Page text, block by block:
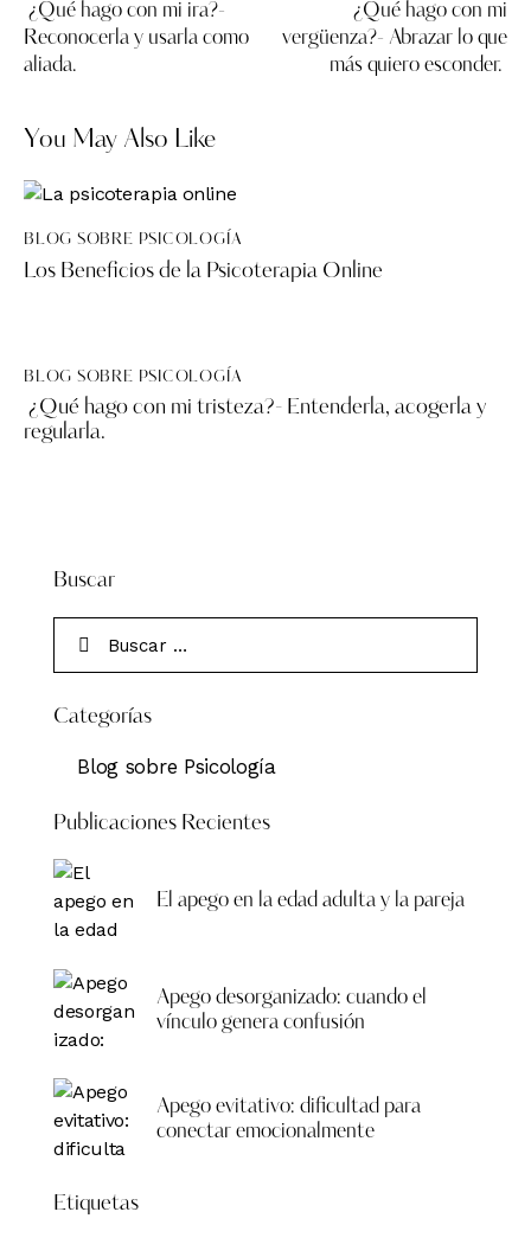
¿Qué hago con mi ira?-
Reconocerla y usarla como
aliada.
¿Qué hago con mi
vergüenza?- Abrazar lo que
más quiero esconder.
You May Also Like
BLOG SOBRE PSICOLOGÍA
Los Beneficios de la Psicoterapia Online
BLOG SOBRE PSICOLOGÍA
¿Qué hago con mi tristeza?- Entenderla, acogerla y
regularla.
Buscar
Categorías
Blog sobre Psicología
Publicaciones Recientes
El apego en la edad adulta y la pareja
Apego desorganizado: cuando el
vínculo genera confusión
Apego evitativo: dificultad para
conectar emocionalmente
Etiquetas